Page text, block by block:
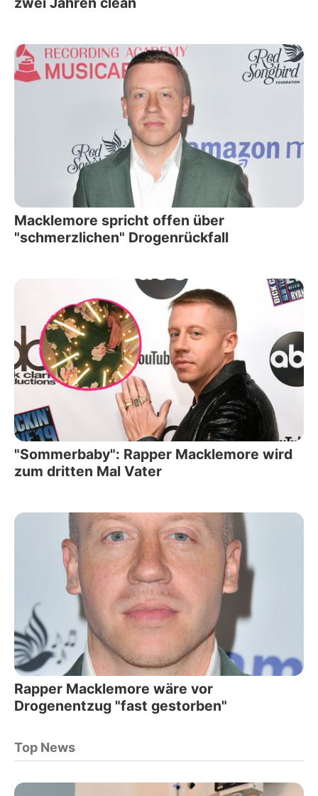
Macklemore spricht offen über
"schmerzlichen" Drogenrückfall
"Sommerbaby": Rapper Macklemore wird
zum dritten Mal Vater
Rapper Macklemore wäre vor
Drogenentzug "fast gestorben"
Top News